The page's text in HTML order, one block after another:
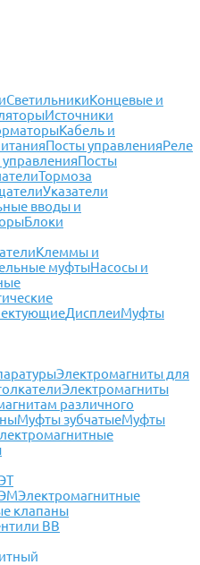
СветильникиКонцевые и
Источники
Кабель и
Посты управленияРеле
Посты
Тормоза
Указатели
вводы и
Блоки
Клеммы и
муфтыНасосы и
ДисплеиМуфты
Электромагниты для
Электромагниты
различного
Муфты зубчатыеМуфты
Электромагнитные
клапаны
ВВ